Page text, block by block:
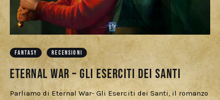
Cercatori
Download
FANTASY RECENSIONI
Eternal War – Gli Eserciti dei Santi
Parliamo di Eternal War- Gli Eserciti dei Santi, il romanzo